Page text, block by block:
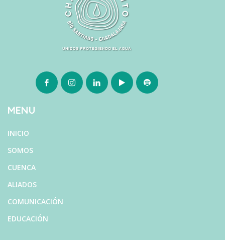
MENU
INICIO
SOMOS
CUENCA
ALIADOS
COMUNICACIÓN
EDUCACIÓN